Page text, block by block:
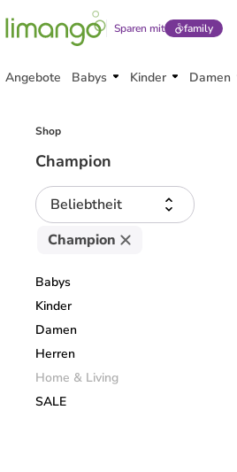
Sparen mit family
Angebote Babys Kinder Damen
Shop
Champion
Beliebtheit
Champion
Babys
Kinder
Damen
Herren
Home & Living
SALE